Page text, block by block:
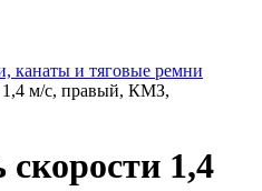
канаты и тяговые ремни
1,4 м/с, правый, КМЗ,
1,4